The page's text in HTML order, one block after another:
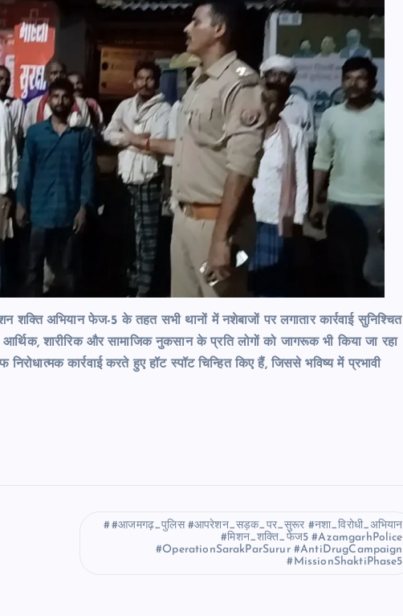
शक्ति अभियान फेज-5 के तहत सभी थानों में नशेबाजों पर लगातार कार्रवाई सुनिश्चित
शारीरिक और सामाजिक नुकसान के प्रति लोगों को जागरूक भी किया जा रहा
कार्रवाई करते हुए हॉट स्पॉट चिन्हित किए हैं, जिससे भविष्य में प्रभावी
#आजमगढ़_पुलिस #आपरेशन_सड़क_पर_सुरूर #नशा_विरोधी_अभियान
#मिशन_शक्ति_फेज5 #AzamgarhPolice
#OperationSarakParSurur #AntiDrugCampaign
#MissionShaktiPhase5